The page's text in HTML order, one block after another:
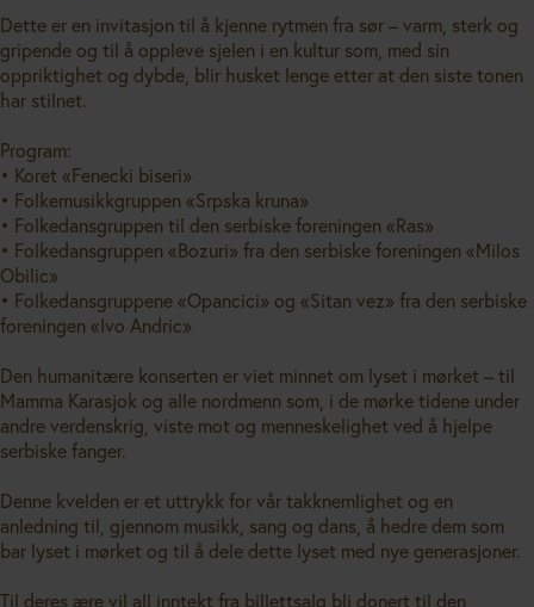
Dette er en invitasjon til å kjenne rytmen fra sør – varm, sterk og
gripende og til å oppleve sjelen i en kultur som, med sin
oppriktighet og dybde, blir husket lenge etter at den siste tonen
har stilnet.
Program:
• Koret «Fenecki biseri»
• Folkemusikkgruppen «Srpska kruna»
• Folkedansgruppen til den serbiske foreningen «Ras»
• Folkedansgruppen «Bozuri» fra den serbiske foreningen «Milos
Obilic»
• Folkedansgruppene «Opancici» og «Sitan vez» fra den serbiske
foreningen «Ivo Andric»
Den humanitære konserten er viet minnet om lyset i mørket – til
Mamma Karasjok og alle nordmenn som, i de mørke tidene under
andre verdenskrig, viste mot og menneskelighet ved å hjelpe
serbiske fanger.
Denne kvelden er et uttrykk for vår takknemlighet og en
anledning til, gjennom musikk, sang og dans, å hedre dem som
bar lyset i mørket og til å dele dette lyset med nye generasjoner.
Til deres ære vil all inntekt fra billettsalg bli donert til den